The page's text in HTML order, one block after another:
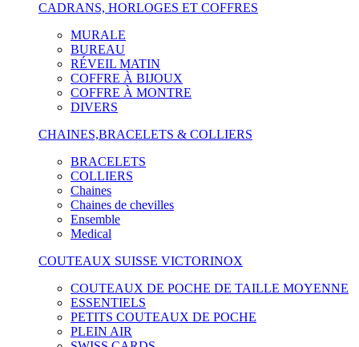
CADRANS, HORLOGES ET COFFRES
MURALE
BUREAU
RÉVEIL MATIN
COFFRE À BIJOUX
COFFRE À MONTRE
DIVERS
CHAINES,BRACELETS & COLLIERS
BRACELETS
COLLIERS
Chaines
Chaines de chevilles
Ensemble
Medical
COUTEAUX SUISSE VICTORINOX
COUTEAUX DE POCHE DE TAILLE MOYENNE
ESSENTIELS
PETITS COUTEAUX DE POCHE
PLEIN AIR